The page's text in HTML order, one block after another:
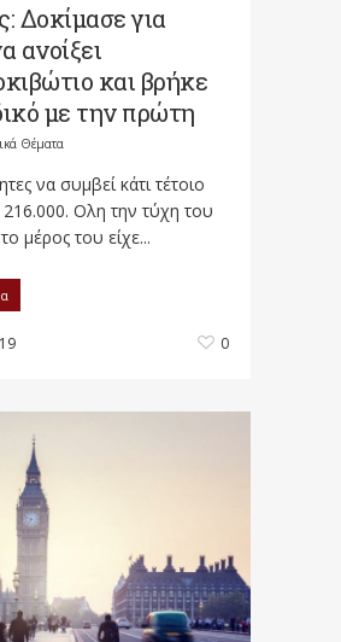
Δοκίμασε για
ανοίξει
και βρήκε
με την πρώτη
Θέματα
να συμβεί κάτι τέτοιο
216.000. Ολη την τύχη του
μέρος του είχε...
0